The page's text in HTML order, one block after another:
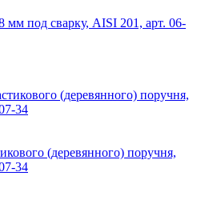
под сварку, AISI 201, арт. 06-
(деревянного) поручня,
34